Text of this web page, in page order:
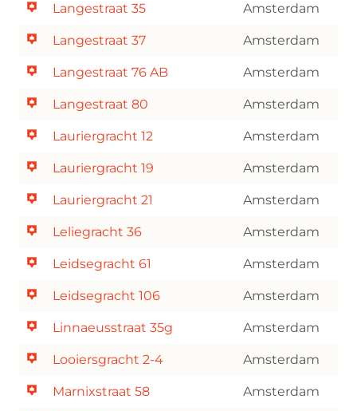
Langestraat 35 Amsterdam
Langestraat 37 Amsterdam
Langestraat 76 AB Amsterdam
Langestraat 80 Amsterdam
Lauriergracht 12 Amsterdam
Lauriergracht 19 Amsterdam
Lauriergracht 21 Amsterdam
Leliegracht 36 Amsterdam
Leidsegracht 61 Amsterdam
Leidsegracht 106 Amsterdam
Linnaeusstraat 35g Amsterdam
Looiersgracht 2-4 Amsterdam
Marnixstraat 58 Amsterdam